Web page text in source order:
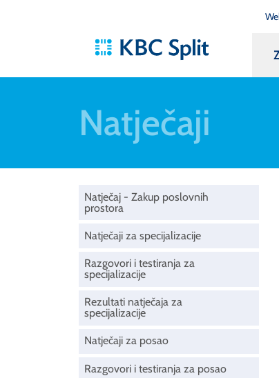
Natječaji
Natječaj - Zakup poslovnih
prostora
Natječaji za specijalizacije
Razgovori i testiranja za
specijalizacije
Rezultati natječaja za
specijalizacije
Natječaji za posao
Razgovori i testiranja za posao